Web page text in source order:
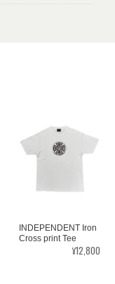
INDEPENDENT Iron
Cross print Tee
¥12,800